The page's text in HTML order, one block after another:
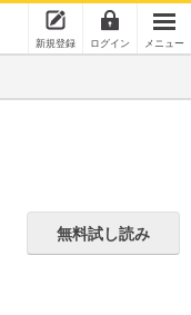
新規登録 ログイン メニュー
無料試し読み